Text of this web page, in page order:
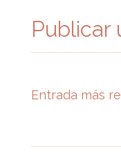
Publicar
Entrada más